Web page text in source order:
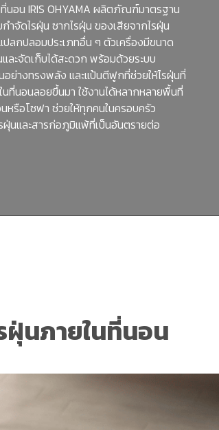
นอน IRIS OHYAMA ผลิตภัณฑ์มาตรฐาน
ำจัดไรฝุ่น ซากไรฝุ่น ของเสียจากไรฝุ่น
ลกปลอมประเภทอื่น ๆ ตัวเครื่องมีขนาด
ละจัดเก็บได้สะดวก พร้อมด้วยระบบ
อย่างทรงพลัง และแป้นตีฟูกที่ช่วยให้ไรฝุ่นที่
ที่นอนลอยขึ้นมา ใช้งานได้หลากหลายพื้นที่
นหรือโซฟา ช่วยให้ทุกคนในครอบครัว
นและสารก่อภูมิแพ้ที่เป็นอันตรายต่อ
ฝุ่นภายในที่นอน